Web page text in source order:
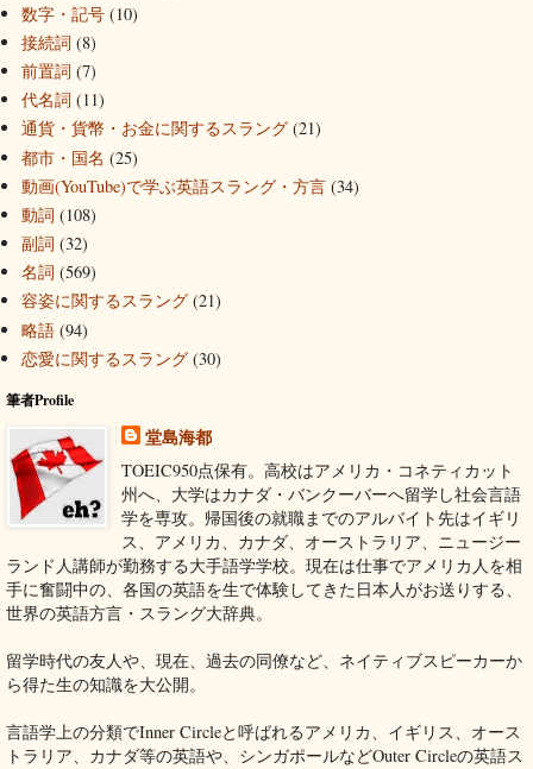
数字・記号 (10)
接続詞 (8)
前置詞 (7)
代名詞 (11)
通貨・貨幣・お金に関するスラング (21)
都市・国名 (25)
動画(YouTube)で学ぶ英語スラング・方言 (34)
動詞 (108)
副詞 (32)
名詞 (569)
容姿に関するスラング (21)
略語 (94)
恋愛に関するスラング (30)
筆者Profile
堂島海都
TOEIC950点保有。高校はアメリカ・コネティカット
州へ、大学はカナダ・バンクーバーへ留学し社会言語
学を専攻。帰国後の就職までのアルバイト先はイギリ
ス、アメリカ、カナダ、オーストラリア、ニュージー
ランド人講師が勤務する大手語学学校。現在は仕事でアメリカ人を相
手に奮闘中の、各国の英語を生で体験してきた日本人がお送りする、
世界の英語方言・スラング大辞典。
留学時代の友人や、現在、過去の同僚など、ネイティブスピーカーか
ら得た生の知識を大公開。
言語学上の分類でInner Circleと呼ばれるアメリカ、イギリス、オース
トラリア、カナダ等の英語や、シンガポールなどOuter Circleの英語ス